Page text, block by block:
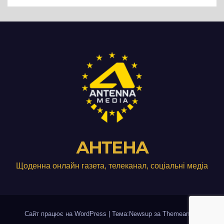
АНТЕНА
Щоденна онлайн газета, телеканал, соціальні медіа
Сайт працює на WordPress Тема:Newsup за Themeansar